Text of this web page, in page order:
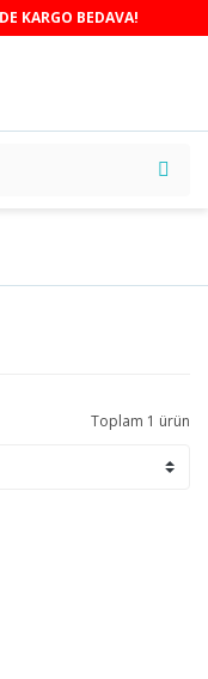
KARGO BEDAVA!
Toplam 1 ürün